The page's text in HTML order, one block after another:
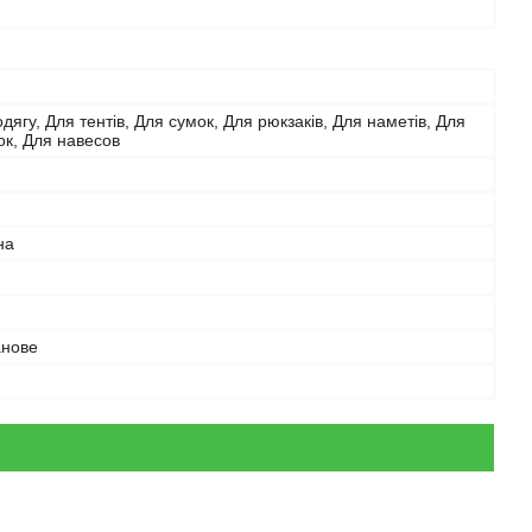
Для тентів, Для сумок, Для рюкзаків, Для наметів, Для
Для навесов